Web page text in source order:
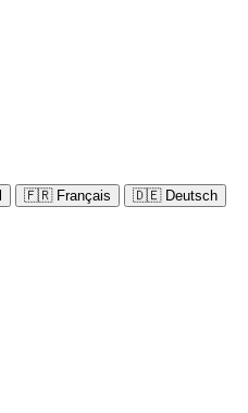
🇫🇷 Français 🇩🇪 Deutsch